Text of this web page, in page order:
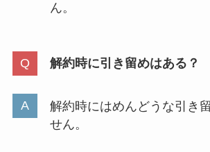
ん。
解約時に引き留めはある？
解約時にはめんどうな引き
せん。